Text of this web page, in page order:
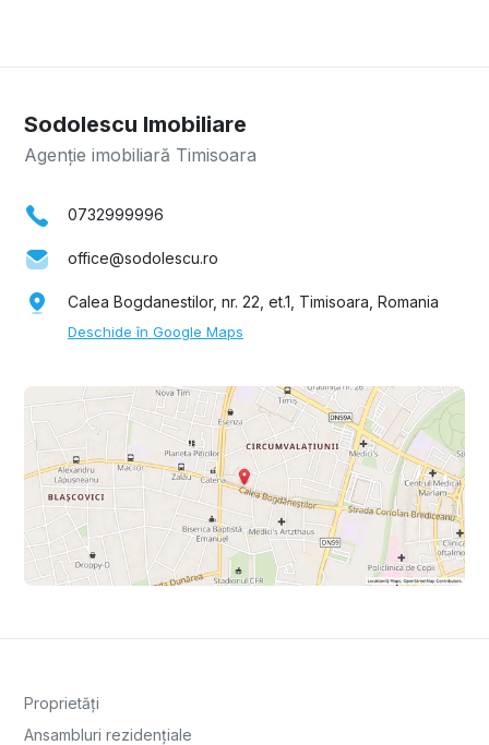
Sodolescu Imobiliare
Agenție imobiliară Timisoara
0732999996
office@sodolescu.ro
Calea Bogdanestilor, nr. 22, et.1, Timisoara, Romania
Deschide în Google Maps
Proprietăți
Ansambluri rezidențiale